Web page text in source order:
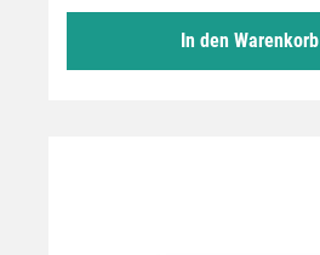
In den Warenkorb